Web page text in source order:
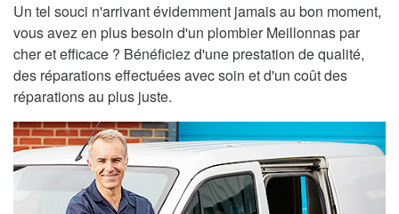
Un tel souci n'arrivant évidemment jamais au bon moment,
vous avez en plus besoin d'un plombier Meillonnas par
cher et efficace ? Bénéficiez d'une prestation de qualité,
des réparations effectuées avec soin et d'un coût des
réparations au plus juste.